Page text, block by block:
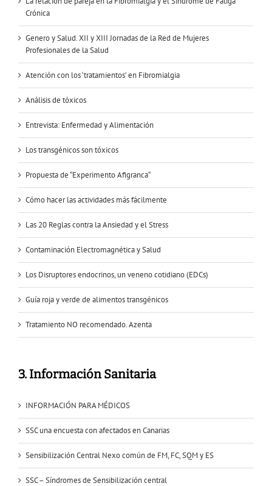
Crónica
Genero y Salud. XII y XIII Jornadas de la Red de Mujeres
Profesionales de la Salud
Atención con los ‘tratamientos’ en Fibromialgia
Análisis de tóxicos
Entrevista: Enfermedad y Alimentación
Los transgénicos son tóxicos
Propuesta de “Experimento Afigranca“
Cómo hacer las actividades más fácilmente
Las 20 Reglas contra la Ansiedad y el Stress
Contaminación Electromagnética y Salud
Los Disruptores endocrinos, un veneno cotidiano (EDCs)
Guía roja y verde de alimentos transgénicos
Tratamiento NO recomendado. Azenta
3. Información Sanitaria
INFORMACIÓN PARA MÉDICOS
SSC una encuesta con afectados en Canarias
Sensibilización Central Nexo común de FM, FC, SQM y ES
SSC – Síndromes de Sensibilización central